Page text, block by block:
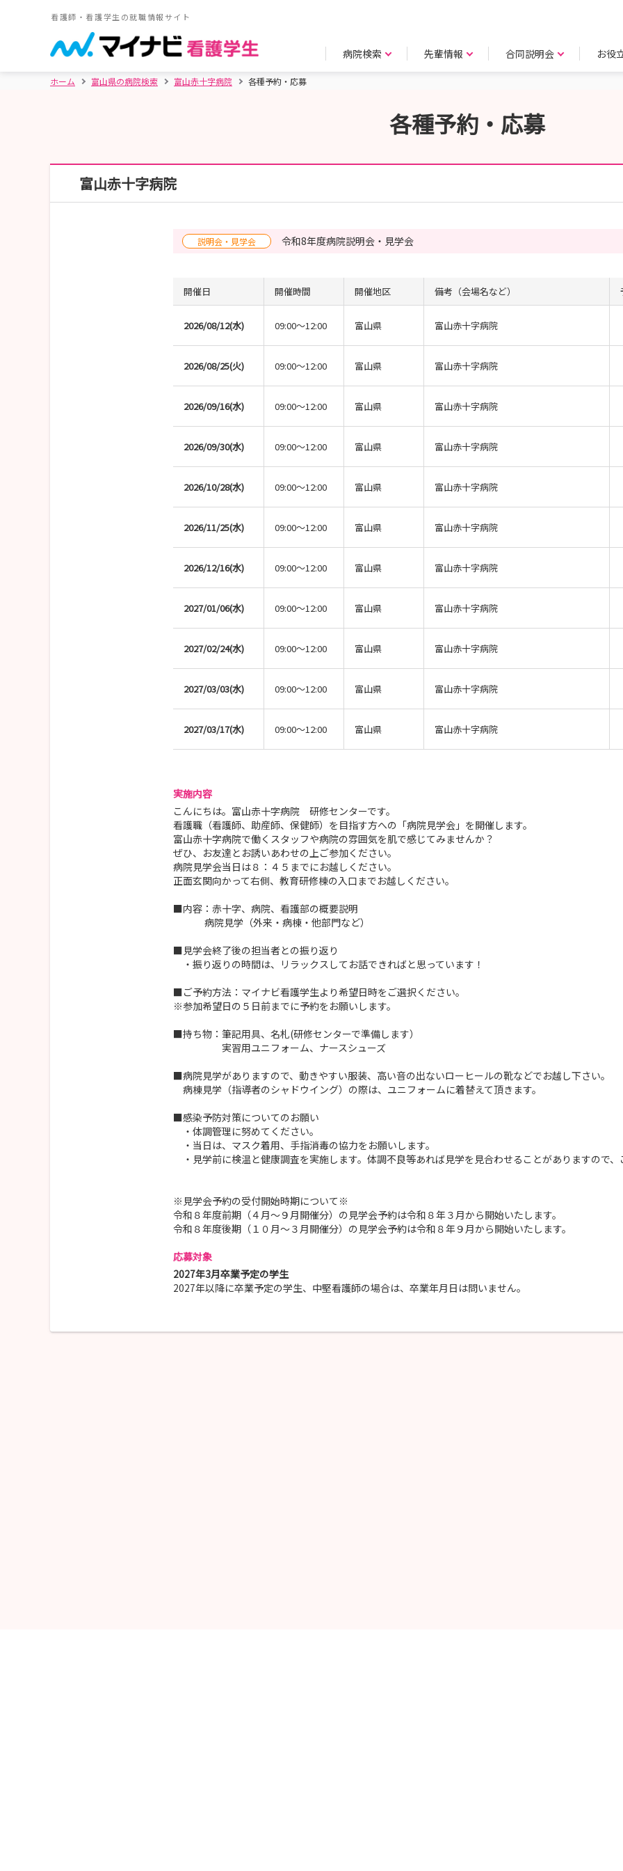
看護師・看護学生の就職情報サイト
病院検索 先輩情報 合同説明会 お役
ホーム 富山県の病院検索 富山赤十字病院 各種予約・応募
各種予約・応募
富山赤十字病院
説明会・見学会 令和8年度病院説明会・見学会
開催日 開催時間 開催地区 備考（会場名など）
2026/08/12(水) 09:00～12:00 富山県 富山赤十字病院
2026/08/25(火) 09:00～12:00 富山県 富山赤十字病院
2026/09/16(水) 09:00～12:00 富山県 富山赤十字病院
2026/09/30(水) 09:00～12:00 富山県 富山赤十字病院
2026/10/28(水) 09:00～12:00 富山県 富山赤十字病院
2026/11/25(水) 09:00～12:00 富山県 富山赤十字病院
2026/12/16(水) 09:00～12:00 富山県 富山赤十字病院
2027/01/06(水) 09:00～12:00 富山県 富山赤十字病院
2027/02/24(水) 09:00～12:00 富山県 富山赤十字病院
2027/03/03(水) 09:00～12:00 富山県 富山赤十字病院
2027/03/17(水) 09:00～12:00 富山県 富山赤十字病院
実施内容
こんにちは。富山赤十字病院 研修センターです。
看護職（看護師、助産師、保健師）を目指す方への「病院見学会」を開催します。
富山赤十字病院で働くスタッフや病院の雰囲気を肌で感じてみませんか？
ぜひ、お友達とお誘いあわせの上ご参加ください。
病院見学会当日は８：４５までにお越しください。
正面玄関向かって右側、教育研修棟の入口までお越しください。
■内容：赤十字、病院、看護部の概要説明
病院見学（外来・病棟・他部門など）
■見学会終了後の担当者との振り返り
・振り返りの時間は、リラックスしてお話できればと思っています！
■ご予約方法：マイナビ看護学生より希望日時をご選択ください。
※参加希望日の５日前までに予約をお願いします。
■持ち物：筆記用具、名札(研修センターで準備します）
実習用ユニフォーム、ナースシューズ
■病院見学がありますので、動きやすい服装、高い音の出ないローヒールの靴などでお越し下さい。
病棟見学（指導者のシャドウイング）の際は、ユニフォームに着替えて頂きます。
■感染予防対策についてのお願い
・体調管理に努めてください。
・当日は、マスク着用、手指消毒の協力をお願いします。
・見学前に検温と健康調査を実施します。体調不良等あれば見学を見合わせることがありますので
※見学会予約の受付開始時期について※
令和８年度前期（４月～９月開催分）の見学会予約は令和８年３月から開始いたします。
令和８年度後期（１０月～３月開催分）の見学会予約は令和８年９月から開始いたします。
応募対象
2027年3月卒業予定の学生
2027年以降に卒業予定の学生、中堅看護師の場合は、卒業年月日は問いません。